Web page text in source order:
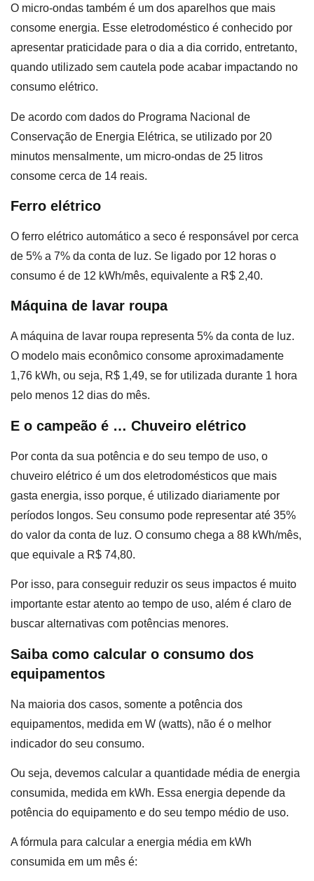
O micro-ondas também é um dos aparelhos que mais
consome energia. Esse eletrodoméstico é conhecido por
apresentar praticidade para o dia a dia corrido, entretanto,
quando utilizado sem cautela pode acabar impactando no
consumo elétrico.
De acordo com dados do Programa Nacional de
Conservação de Energia Elétrica, se utilizado por 20
minutos mensalmente, um micro-ondas de 25 litros
consome cerca de 14 reais.
Ferro elétrico
O ferro elétrico automático a seco é responsável por cerca
de 5% a 7% da conta de luz. Se ligado por 12 horas o
consumo é de 12 kWh/mês, equivalente a R$ 2,40.
Máquina de lavar roupa
A máquina de lavar roupa representa 5% da conta de luz.
O modelo mais econômico consome aproximadamente
1,76 kWh, ou seja, R$ 1,49, se for utilizada durante 1 hora
pelo menos 12 dias do mês.
E o campeão é … Chuveiro elétrico
Por conta da sua potência e do seu tempo de uso, o
chuveiro elétrico é um dos eletrodomésticos que mais
gasta energia, isso porque, é utilizado diariamente por
períodos longos. Seu consumo pode representar até 35%
do valor da conta de luz. O consumo chega a 88 kWh/mês,
que equivale a R$ 74,80.
Por isso, para conseguir reduzir os seus impactos é muito
importante estar atento ao tempo de uso, além é claro de
buscar alternativas com potências menores.
Saiba como calcular o consumo dos
equipamentos
Na maioria dos casos, somente a potência dos
equipamentos, medida em W (watts), não é o melhor
indicador do seu consumo.
Ou seja, devemos calcular a quantidade média de energia
consumida, medida em kWh. Essa energia depende da
potência do equipamento e do seu tempo médio de uso.
A fórmula para calcular a energia média em kWh
consumida em um mês é: